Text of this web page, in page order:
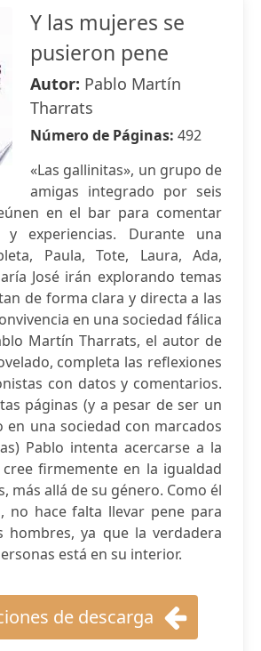
Y las mujeres se
pusieron pene
Autor: Pablo Martín
Tharrats
Número de Páginas: 492
«Las gallinitas», un grupo de
amigas integrado por seis
en el bar para comentar
y experiencias. Durante una
Paula, Tote, Laura, Ada,
José irán explorando temas
de forma clara y directa a las
en una sociedad fálica
Martín Tharrats, el autor de
completa las reflexiones
con datos y comentarios.
páginas (y a pesar de ser un
en una sociedad con marcados
Pablo intenta acercarse a la
firmemente en la igualdad
más allá de su género. Como él
no hace falta llevar pene para
hombres, ya que la verdadera
está en su interior.
de descarga